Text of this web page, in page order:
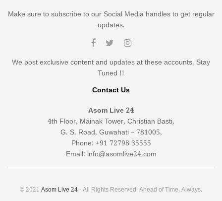
Make sure to subscribe to our Social Media handles to get regular
updates.
We post exclusive content and updates at these accounts. Stay
Tuned !!
Contact Us
Asom Live 24
4th Floor, Mainak Tower, Christian Basti,
G. S. Road, Guwahati – 781005,
Phone: +91 72798 35555
Email: info@asomlive24.com
© 2021 Asom Live 24- All Rights Reserved. Ahead of Time, Always.